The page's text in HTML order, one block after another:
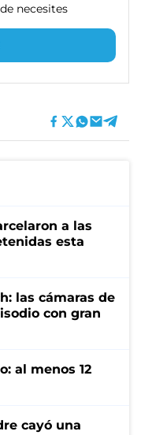
necesites
a las
esta
las cámaras de
con gran
al menos 12
cayó una